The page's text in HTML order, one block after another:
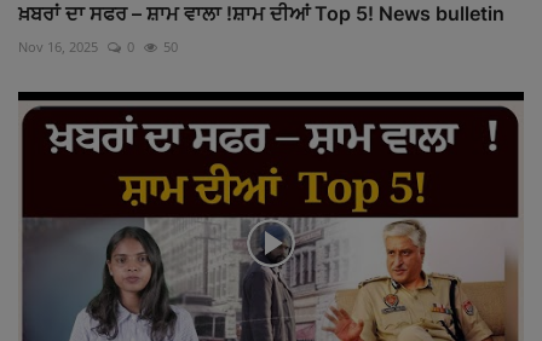
ਖ਼ਬਰਾਂ ਦਾ ਸਫਰ – ਸ਼ਾਮ ਵਾਲਾ !ਸ਼ਾਮ ਦੀਆਂ Top 5! News bulletin
Nov 16, 2025 0 50